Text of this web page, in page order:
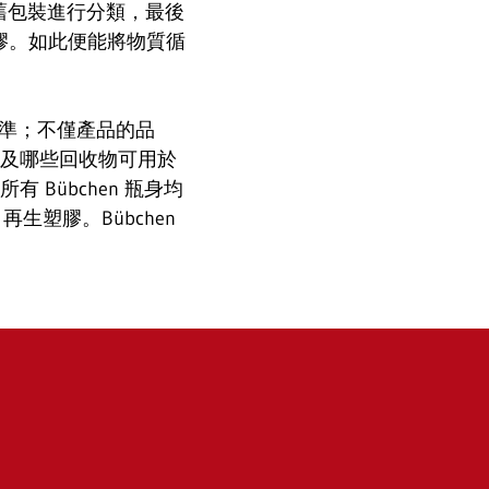
包裝進行分類，最後
。如此便能將物質循
；不僅產品的品
哪些回收物可用於
有 Bübchen 瓶身均
生塑膠。Bübchen